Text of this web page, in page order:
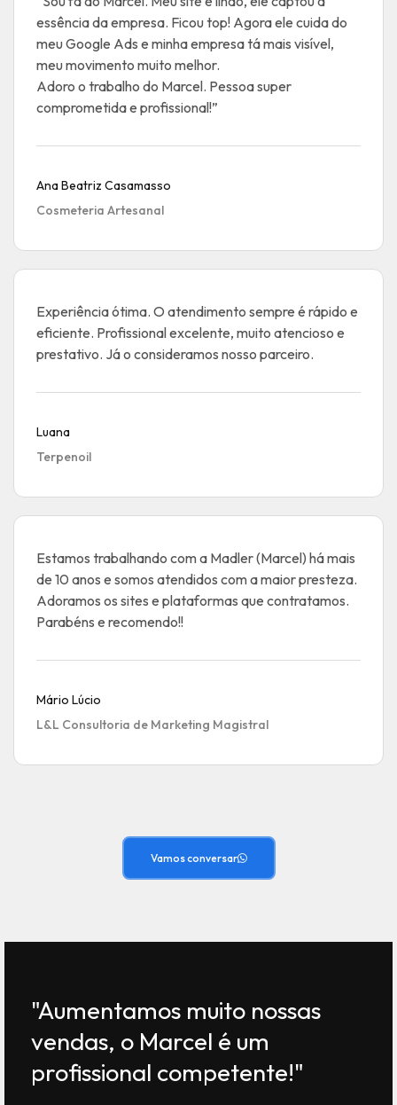
essência da empresa. Ficou top! Agora ele cuida do
meu Google Ads e minha empresa tá mais visível,
meu movimento muito melhor.
Adoro o trabalho do Marcel. Pessoa super
comprometida e profissional!”
Ana Beatriz Casamasso
Cosmeteria Artesanal
Experiência ótima. O atendimento sempre é rápido e
eficiente. Profissional excelente, muito atencioso e
prestativo. Já o consideramos nosso parceiro.
Luana
Terpenoil
Estamos trabalhando com a Madler (Marcel) há mais
de 10 anos e somos atendidos com a maior presteza.
Adoramos os sites e plataformas que contratamos.
Parabéns e recomendo!!
Mário Lúcio
L&L Consultoria de Marketing Magistral
Vamos conversar
"Aumentamos muito nossas
vendas, o Marcel é um
profissional competente!"